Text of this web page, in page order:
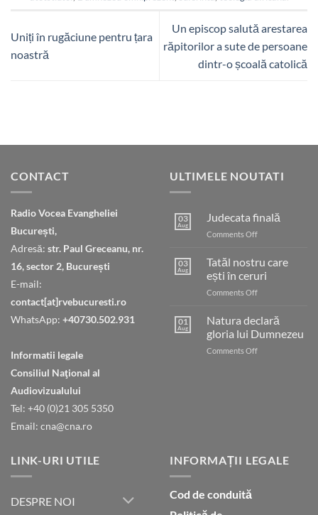
Uniți în rugăciune pentru țara
noastră
Un episcop salută arestarea
răpitorilor a sute de persoane
dintr-o școală catolică
CONTACT
Radio Vocea Evangheliei
București,
Adresă: str. Paul Greceanu, nr.
16, sector 2, București
E-mail:
contact[at]rvebucuresti.ro
WhatsApp: +40730.502.931
Informatii legale
Consiliul Naţional al
Audiovizualului
Tel: +40 (0)21 305 5350
Email: cna@cna.ro
ULTIMELE NOUTATI
03
Aug
Judecata finală
Comments Offon
03
Aug
Tatăl nostru care
ești în ceruri
Comments Offon
nostru
ești
în
01
Aug
Natura declară
gloria lui Dumnezeu
Comments Offon
LINK-URI UTILE
DESPRE NOI
INFORMAȚII LEGALE
Cod de conduită